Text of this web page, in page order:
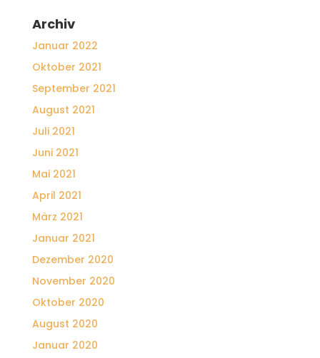
Archiv
Januar 2022
Oktober 2021
September 2021
August 2021
Juli 2021
Juni 2021
Mai 2021
April 2021
März 2021
Januar 2021
Dezember 2020
November 2020
Oktober 2020
August 2020
Januar 2020